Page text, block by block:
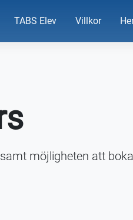
TABS Elev Villkor
möjligheten att